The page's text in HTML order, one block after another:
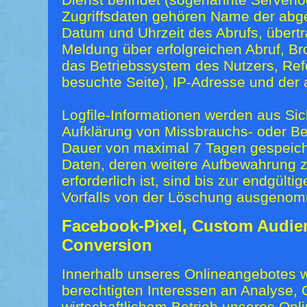
Zugriffsdaten gehören Name der
Datum und Uhrzeit des Abrufs,
Meldung über erfolgreichen Abruf,
das Betriebssystem des Nutzers,
besuchte Seite), IP-Adresse und der
Logfile-Informationen werden aus
Aufklärung von Missbrauchs- oder
Dauer von maximal 7 Tagen
Daten, deren weitere Aufbewahrung
erforderlich ist, sind bis zur
Vorfalls von der Löschung
Facebook-Pixel, Custom
Conversion
Innerhalb unseres Onlineangebotes
berechtigten Interessen an Analyse,